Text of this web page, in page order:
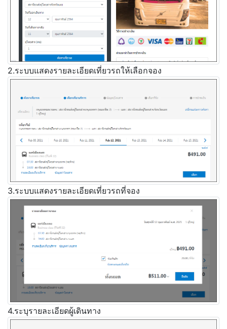
2.ระบบแสดงรายละเอียดเที่ยวรถให้เลือกจอง
3.ระบบแสดงรายละเอียดเที่ยวรถที่จอง
4.ระบุรายละเอียดผู้เดินทาง